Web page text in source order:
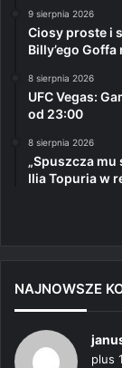
9 sierpnia 2026
Ciosy proste i
Billy’ego Goffa
8 sierpnia 2026
UFC Vegas:
od 23:00
8 sierpnia 2026
„Spuszcza
Ilia Topuria w
NAJNOWSZE
plus